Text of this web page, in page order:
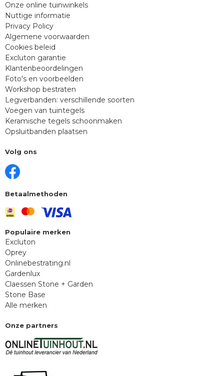
Onze online tuinwinkels
Nuttige informatie
Privacy Policy
Algemene voorwaarden
Cookies beleid
Excluton garantie
Klantenbeoordelingen
Foto's en voorbeelden
Workshop bestraten
Legverbanden: verschillende soorten
Voegen van tuintegels
Keramische tegels schoonmaken
Opsluitbanden plaatsen
Volg ons
Betaalmethoden
Populaire merken
Excluton
Oprey
Onlinebestrating.nl
Gardenlux
Claessen Stone + Garden
Stone Base
Alle merken
Onze partners